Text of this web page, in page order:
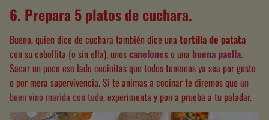
6. Prepara 5 platos de cuchara.
Bueno, quien dice de cuchara también dice una tortilla de patata
con su cebollita (o sin ella), unoscaneloneso una buena paella.
Sacar un poco ese lado cocinitas que todos tenemos ya sea por gusto
o por mera supervivencia. Si te animas a cocinar te diremos que un
buen vino marida con todo, experimenta y pon a prueba a tu paladar.